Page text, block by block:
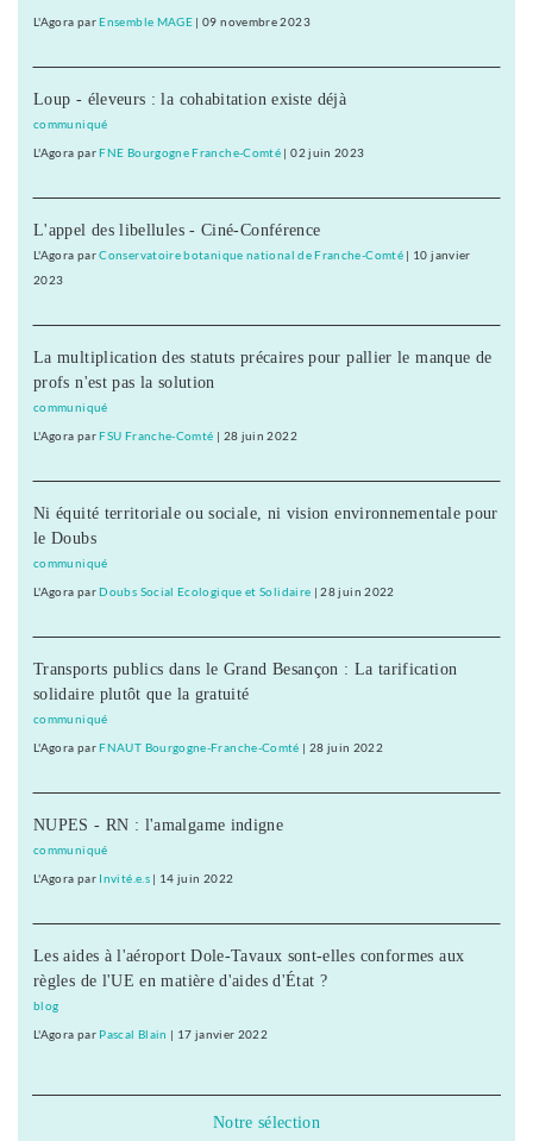
L'Agora parEnsemble MAGE |09 novembre 2023
Loup - éleveurs : la cohabitation existe déjà
communiqué
L'Agora parFNE Bourgogne Franche-Comté |02 juin 2023
L'appel des libellules - Ciné-Conférence
L'Agora parConservatoire botanique national de Franche-Comté| 10 janvier
2023
La multiplication des statuts précaires pour pallier le manque de
profs n'est pas la solution
communiqué
L'Agora parFSU Franche-Comté | 28 juin 2022
Ni équité territoriale ou sociale, ni vision environnementale pour
le Doubs
communiqué
L'Agora parDoubs Social Ecologique et Solidaire |28 juin 2022
Transports publics dans le Grand Besançon : La tarification
solidaire plutôt que la gratuité
communiqué
L'Agora parFNAUT Bourgogne-Franche-Comté | 28 juin 2022
NUPES - RN : l'amalgame indigne
communiqué
L'Agora par Invité.e.s| 14 juin 2022
Les aides à l'aéroport Dole-Tavaux sont-elles conformes aux
règles de l'UE en matière d'aides d'État ?
blog
L'Agora par Pascal Blain | 17 janvier 2022
Notre sélection